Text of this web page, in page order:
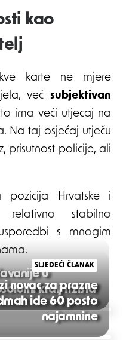
kao
karte ne mjere
već subjektivan
ima veći utjecaj na
Na taj osjećaj utječu
prisutnost policije, ali
pozicija Hrvatske i
stabilno
s mnogim
u
kralj tržišta
SLJEDEĆI ČLANAK
novac za prazne
ide 60 posto
najamnine